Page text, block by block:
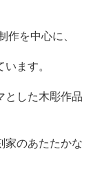
を中心に、
ます。
とした木彫作品
家のあたたかな